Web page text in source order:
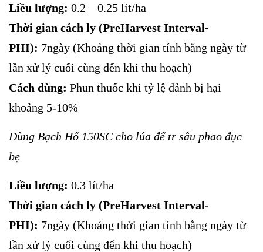
Liều lượng: 0.2 – 0.25 lít/ha
Thời gian cách ly (PreHarvest Interval-
PHI): 7ngày (Khoảng thời gian tính bằng ngày từ
lần xử lý cuối cùng đến khi thu hoạch)
Cách dùng: Phun thuốc khi tỷ lệ dảnh bị hại
khoảng 5-10%
Dùng Bạch Hổ 150SC cho lúa để tr sâu phao đục
bẹ
Liều lượng: 0.3 lít/ha
Thời gian cách ly (PreHarvest Interval-
PHI): 7ngày (Khoảng thời gian tính bằng ngày từ
lần xử lý cuối cùng đến khi thu hoạch)